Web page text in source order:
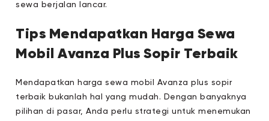
sewa berjalan lancar.
Tips Mendapatkan Harga Sewa
Mobil Avanza Plus Sopir Terbaik
Mendapatkan harga sewa mobil Avanza plus sopir
terbaik bukanlah hal yang mudah. Dengan banyaknya
pilihan di pasar, Anda perlu strategi untuk menemukan